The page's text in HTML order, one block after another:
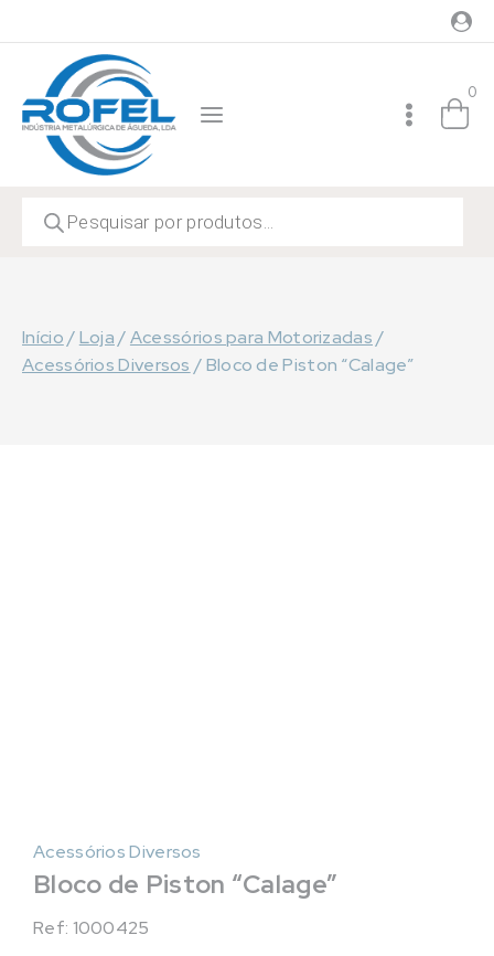
to
content
0
search
Início/Loja /Acessórios para Motorizadas /
Acessórios Diversos /Bloco de Piston “Calage”
Acessórios Diversos
Bloco de Piston “Calage”
Ref: 1000425